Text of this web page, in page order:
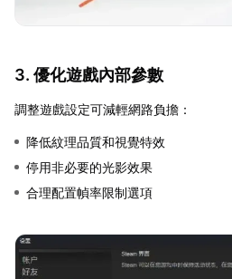
3. 優化遊戲內部參數
調整遊戲設定可減輕網路負擔：
降低紋理品質和視覺特效
停用非必要的光影效果
合理配置幀率限制選項